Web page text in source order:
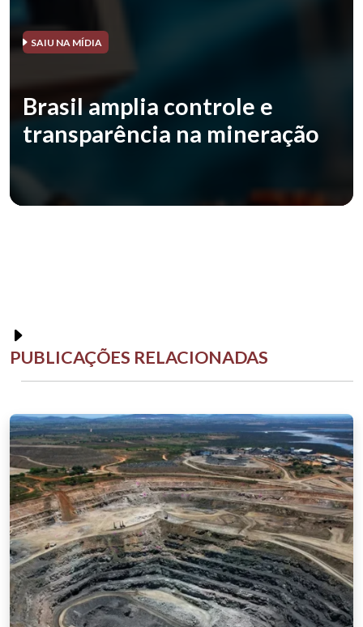
SAIU NA MÍDIA
Brasil amplia controle e
transparência na mineração
PUBLICAÇÕES RELACIONADAS